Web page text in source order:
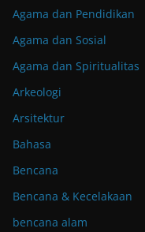
Agama dan Pendidikan
Agama dan Sosial
Agama dan Spiritualitas
Arkeologi
Arsitektur
Bahasa
Bencana
Bencana & Kecelakaan
bencana alam